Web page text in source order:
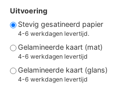
Uitvoering
Stevig gesatineerd papier
4-6 werkdagen levertijd.
Gelamineerde kaart (mat)
4-6 werkdagen levertijd
Gelamineerde kaart (glans)
4-6 werkdagen levertijd